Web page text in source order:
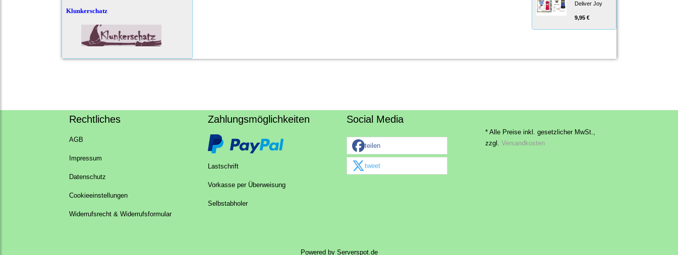
Klunkerschatz
Deliver Joy
9,95 €
Rechtliches
AGB
Impressum
Datenschutz
Cookieeinstellungen
Widerrufsrecht & Widerrufsformular
Zahlungsmöglichkeiten
Lastschrift
Vorkasse per Überweisung
Selbstabholer
Social Media
teilen
tweet
* Alle Preise inkl. gesetzlicher MwSt.,
zzgl. Versandkosten
Powered by Serverspot.de